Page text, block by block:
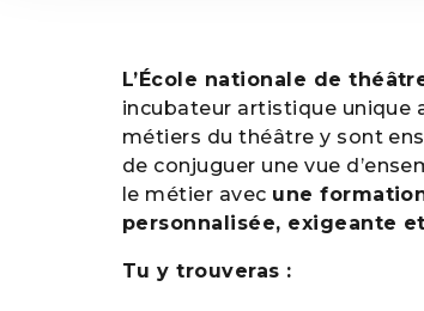
L’École nationale de
incubateur artistique unique
métiers du théâtre y sont
de conjuguer une vue
le métier avec une
personnalisée, exigeante
Tu y trouveras :